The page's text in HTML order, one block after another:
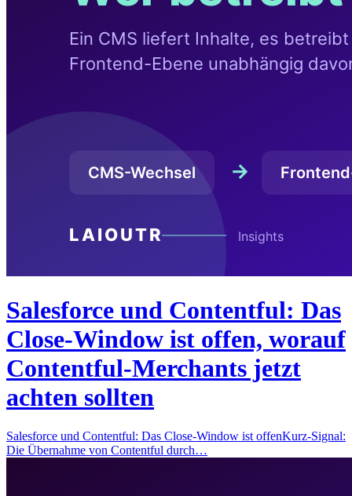
Salesforce und Contentful: Das
Close-Window ist offen, worauf
Contentful-Merchants jetzt
achten sollten
Salesforce und Contentful: Das Close-Window ist offenKurz-Signal:
Die Übernahme von Contentful durch…